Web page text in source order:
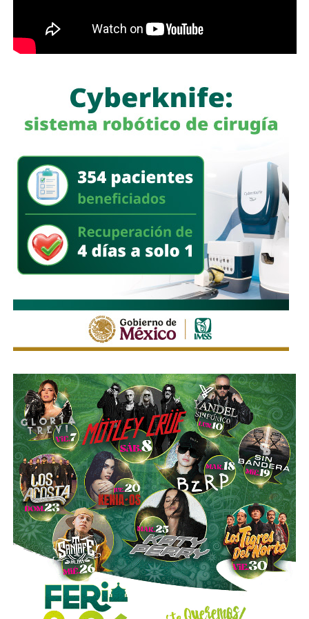
litros de petrolífero, una máquina asfaltadora,
generador eléctrico de diésel, una máquina
alrededor de 40 cinchos de seguridad para escotillas de
pipas, utilizados comúnmente en el transporte de
combustibles.
En un segundo cateo, realizado en la comunidad de
Laguna de San Vicente, también en territorio potosino, la
FGR aseguró otro inmueble donde presuntamente operaba
un centro de procesamiento ilegal de hidrocarburos.
Ahí fueron encontrados18 tanques verticales, dos líneas
completas de producción para hidrocarburos, alrededor de
40 mil litros de petróleo crudo y diésel, además de
muestras de ácido sulfúrico, hidrocarburos y diversa
documentación relacionada con la operación del sitio.
Las investigaciones también permitieron ejecutar cateos
en Tizayuca, Hidalgo, y Cuautla, Morelos.
En Hidalgo fueron asegurados más de456 mil litrosde un
líquido que podría corresponder a hidrocarburos o
productos químicos utilizados para su procesamiento,
mientras que en Morelos se localizaron documentos,
talones de cheques y muestras obtenidas de diversos
contenedores.
La Fiscalía General de la República informó que estos